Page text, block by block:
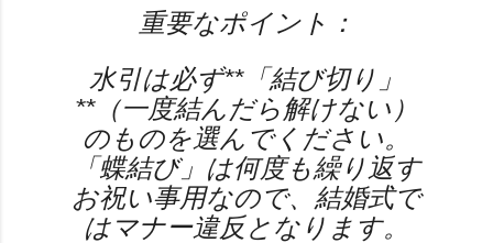
重要なポイント：
水引は必ず**「結び切り」
**（一度結んだら解けない）
のものを選んでください。
「蝶結び」は何度も繰り返す
お祝い事用なので、結婚式で
はマナー違反となります。